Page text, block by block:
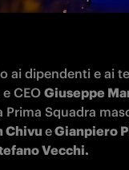
ai dipendenti e ai
CEO Giuseppe
Prima Squadra
Chivu e Gianpiero
Vecchi.